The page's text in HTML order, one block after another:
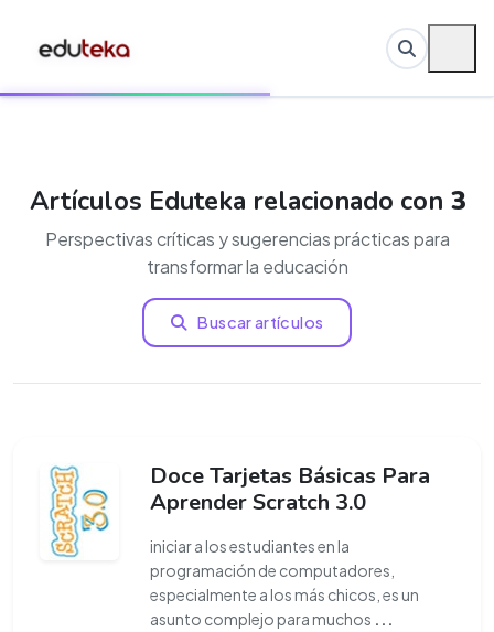
Artículos Eduteka relacionado con 3
Perspectivas críticas y sugerencias prácticas para
transformar la educación
Buscar artículos
Doce Tarjetas Básicas Para
Aprender Scratch 3.0
iniciar a los estudiantes en la
programación de computadores,
especialmente a los más chicos, es un
asunto complejo para muchos ...